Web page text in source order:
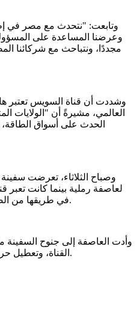
وتابعت: "نتحدث مع مصر في
وعرضنا المساعدة على
مجددًا، ونتباحث مع شركائنا
وشددت أن قناة السويس تعتبر
العالمي، مشيرةً أن "الولايات
الحدث على أسواق الطاقة،
وصباح الثلاثاء، تعرضت
لعاصفة رملية بينما كانت
في طريقها من الصين إلى ميناء روتردام" الهولندي.
وأدت العاصفة إلى جنوح السفينة
القناة، وتعطيل حركة عشرات السفن في الاتجاهين.​​​​​​​